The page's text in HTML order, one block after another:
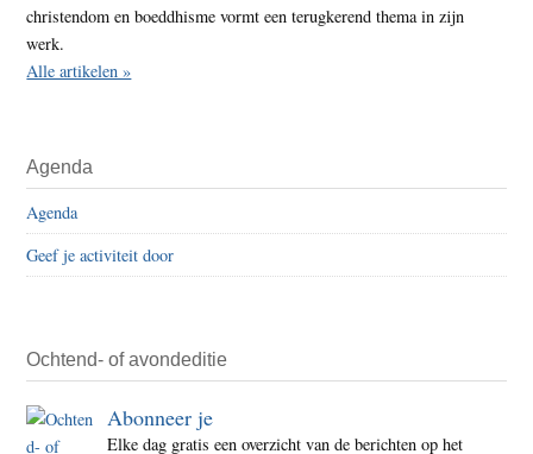
christendom en boeddhisme vormt een terugkerend thema in zijn
werk.
Alle artikelen »
Agenda
Agenda
Geef je activiteit door
Ochtend- of avondeditie
Abonneer je
Elke dag gratis een overzicht van de berichten op het